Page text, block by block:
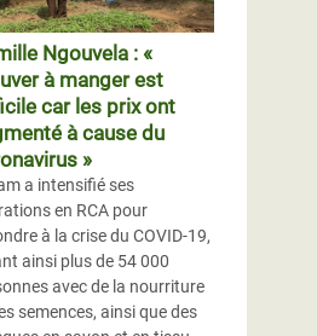
Ngouvela : «
à manger est
car les prix ont
à cause du
»
a intensifié ses
en RCA pour
à la crise du COVID-19,
ainsi plus de 54 000
avec de la nourriture
semences, ainsi que des